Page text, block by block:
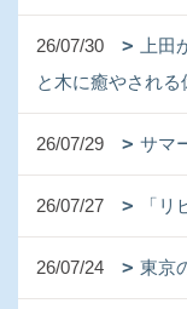
26/07/30
上
と木に癒やされる
26/07/29 サマ
26/07/27 「
26/07/24 東京